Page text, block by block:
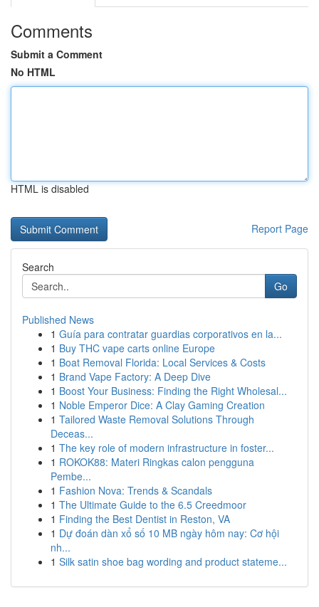
Comments
Submit a Comment
No HTML
HTML is disabled
Report Page
Search
Go
Published News
1 Guía para contratar guardias corporativos en la...
1 Buy THC vape carts online Europe
1 Boat Removal Florida: Local Services & Costs
1 Brand Vape Factory: A Deep Dive
1 Boost Your Business: Finding the Right Wholesal...
1 Noble Emperor Dice: A Clay Gaming Creation
1 Tailored Waste Removal Solutions Through
Deceas...
1 The key role of modern infrastructure in foster...
1 ROKOK88: Materi Ringkas calon pengguna
Pembe...
1 Fashion Nova: Trends & Scandals
1 The Ultimate Guide to the 6.5 Creedmoor
1 Finding the Best Dentist in Reston, VA
1 Dự đoán dàn xổ số 10 MB ngày hôm nay: Cơ hội
nh...
1 Silk satin shoe bag wording and product stateme...